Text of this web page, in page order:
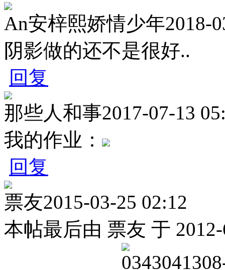
An安梓熙娇情少年2018-
阴影做的还不是很好..
回复
那些人和事2017-07-13
我的作业：
回复
票友2015-03-25 02:12
本帖最后由 票友 于